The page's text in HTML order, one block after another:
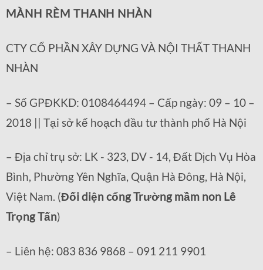
MÀNH RÈM THANH NHÀN
CTY CỔ PHẦN XÂY DỰNG VÀ NỘI THẤT THANH
NHÀN
– Số GPĐKKD: 0108464494 – Cấp ngày: 09 – 10 –
2018 || Tại sở kế hoạch đầu tư thành phố Hà Nội
– Địa chỉ trụ sở: LK - 323, DV - 14, Đất Dịch Vụ Hòa
Bình, Phường Yên Nghĩa, Quận Hà Đông, Hà Nội,
Việt Nam. (Đối diện cổng Trường mầm non Lê
Trọng Tấn)
– Liên hệ: 083 836 9868 – 091 211 9901